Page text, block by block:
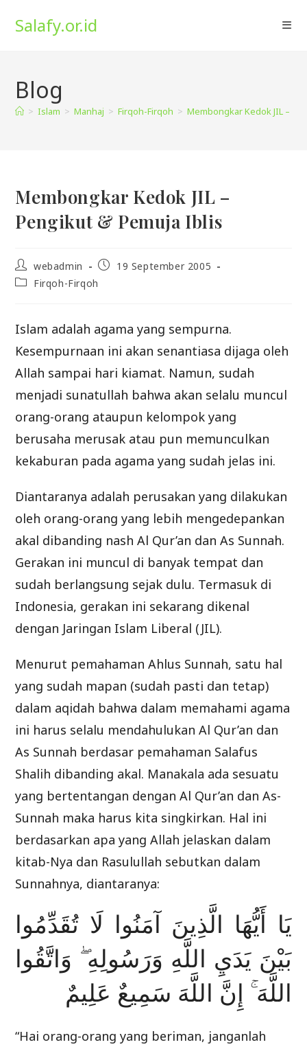
Salafy.or.id
Blog
> Islam > Manhaj > Firqoh-Firqoh > Membongkar Kedok JIL –
Membongkar Kedok JIL –
Pengikut & Pemuja Iblis
Post
author:
webadmin
Post19 September 2005
PostFirqoh-Firqoh
Islam adalah agama yang sempurna.
Kesempurnaan ini akan senantiasa dijaga oleh
Allah sampai hari kiamat. Namun, sudah
menjadi sunatullah bahwa akan selalu muncul
orang-orang ataupun kelompok yang
berusaha merusak atau pun memunculkan
kekaburan pada agama yang sudah jelas ini.
Diantaranya adalah perusakan yang dilakukan
oleh orang-orang yang lebih mengedepankan
akal dibanding nash Al Qur’an dan As Sunnah.
Gerakan ini muncul di banyak tempat dan
sudah berlangsung sejak dulu. Termasuk di
Indonesia, gerakan ini sekarang dikenal
dengan Jaringan Islam Liberal (JIL).
Menurut pemahaman Ahlus Sunnah, satu hal
yang sudah mapan (sudah pasti dan tetap)
dalam aqidah bahwa dalam memahami agama
ini harus selalu mendahulukan Al Qur’an dan
As Sunnah berdasar pemahaman Salafus
Shalih dibanding akal. Manakala ada sesuatu
yang bertentangan dengan Al Qur’an dan As-
Sunnah maka harus kita singkirkan. Hal ini
berdasarkan apa yang Allah jelaskan dalam
kitab-Nya dan Rasulullah sebutkan dalam
Sunnahnya, diantaranya:
يَا أَيُّهَا الَّذِينَ آمَنُوا لَا تُقَدِّمُوا
بَيْنَ يَدَيِ اللَّهِ وَرَسُولِهِ ۖ وَاتَّقُوا
اللَّهَ ۚ إِنَّ اللَّهَ سَمِيعٌ عَلِيمٌ
“Hai orang-orang yang beriman, janganlah